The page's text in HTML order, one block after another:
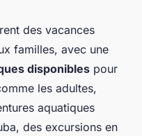
des vacances
familles, avec une
disponibles pour
les adultes,
aquatiques
des excursions en